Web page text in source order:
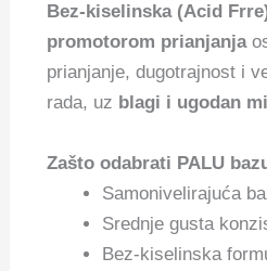
Bez-kiselinska (Acid
promotorom prianjanja
prianjanje, dugotrajnost i
rada, uz blagi i ugodan
Zašto odabrati PALU
Samonivelirajuća
Srednje gusta
Bez-kiselinska